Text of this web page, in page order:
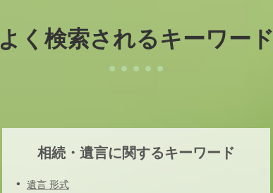
よく検索されるキーワード
相続・遺言に関するキーワード
遺言 形式